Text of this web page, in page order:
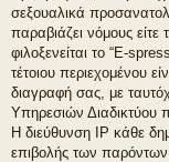
σεξουαλικά
παραβιάζει νόμους
φιλοξενείται το “E-
τέτοιου περιεχομένου
διαγραφή σας, με
Υπηρεσιών Διαδικτύου
Η διεύθυνση IP κάθε
επιβολής των παρόντων